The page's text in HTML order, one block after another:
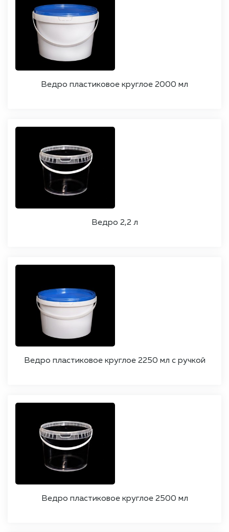
Ведро пластиковое круглое 2000 мл
Ведро 2,2 л
Ведро пластиковое круглое 2250 мл с ручкой
Ведро пластиковое круглое 2500 мл